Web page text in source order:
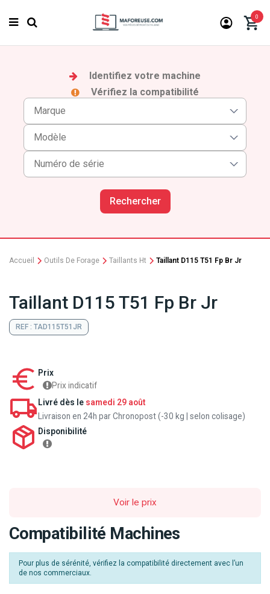
0
Identifiez votre machine
Vérifiez la compatibilité
Rechercher
Accueil Outils De Forage Taillants Ht Taillant D115 T51 Fp Br Jr
Taillant D115 T51 Fp Br Jr
REF : TAD115T51JR
Prix
Prix indicatif
Livré dès le samedi 29 août
Livraison en 24h par Chronopost (-30 kg | selon colisage)
Disponibilité
Voir le prix
Compatibilité Machines
Pour plus de sérénité, vérifiez la compatibilité directement avec l’un
de nos commerciaux.